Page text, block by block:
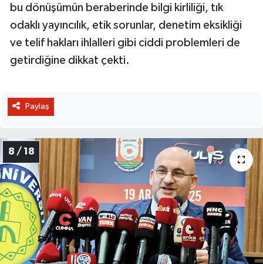
bu dönüşümün beraberinde bilgi kirliliği, tık
odaklı yayıncılık, etik sorunlar, denetim eksikliği
ve telif hakları ihlalleri gibi ciddi problemleri de
getirdiğine dikkat çekti.
Paylaş
8 / 18